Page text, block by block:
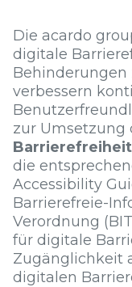
Die acardo
digitale
Behinderungen
verbessern
zur Umsetzung
die
Accessibility
Barrierefreie-
Verordnung
für digitale
Zugänglichkeit
digitalen